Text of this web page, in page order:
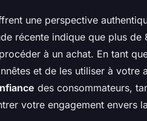
une perspective
récente indique que plus
à un achat. En tant
et de les utiliser à votre
des consommateurs,
votre engagement envers